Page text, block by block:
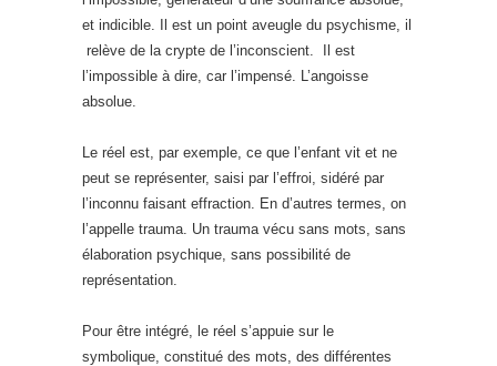
et indicible. Il est un point aveugle du psychisme, il
relève de la crypte de l’inconscient. Il est
l’impossible à dire, car l’impensé. L’angoisse
absolue.
Le réel est, par exemple, ce que l’enfant vit et ne
peut se représenter, saisi par l’effroi, sidéré par
l’inconnu faisant effraction. En d’autres termes, on
l’appelle trauma. Un trauma vécu sans mots, sans
élaboration psychique, sans possibilité de
représentation.
Pour être intégré, le réel s’appuie sur le
symbolique, constitué des mots, des différentes